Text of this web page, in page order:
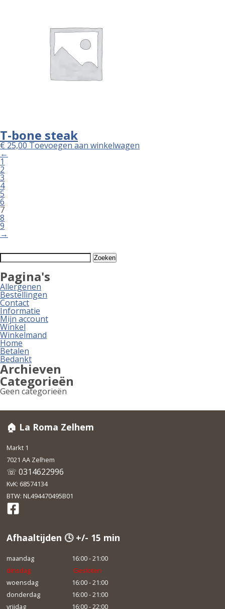
T-bone steak
€25,00Toevoegen aan winkelwagen
←
1
2
3
4
5
6
7
8
9
→
Zoeken
naar:
Pagina's
Allergenen
Bestellingen
Contact
Informatie
Mijn account
Winkel
Winkelmand
Home
Betalen
Bedankt
Archieven
Categorieën
Geen categorieën
🏠 La Roma Zelhem
Markt 1
7021 AA Zelhem
☏ 0314622996
KvK: 68574134
BTW: NL494470495B01
Afhaaltijden 🕓 +/- 15 min
maandag
16:00 - 21:00
dinsdag
Gesloten
woensdag
16:00 - 21:00
donderdag
16:00 - 21:00
vrijdag
16:00 - 22:00